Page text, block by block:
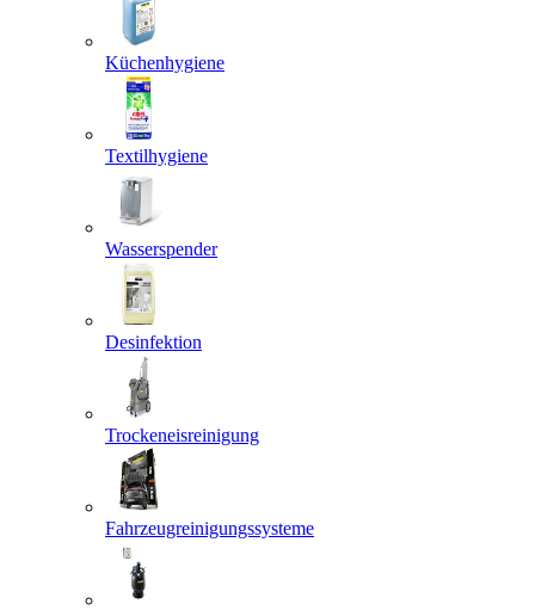
Küchenhygiene
Textilhygiene
Wasserspender
Desinfektion
Trockeneisreinigung
Fahrzeugreinigungssysteme